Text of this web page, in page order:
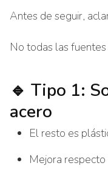
Antes de seguir,
No todas las
🔹 Tipo 1:
acero
El resto es
Mejora